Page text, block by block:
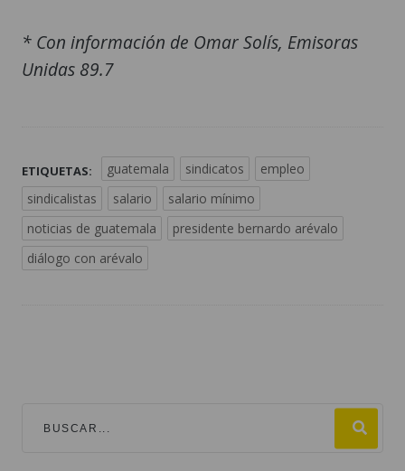
* Con información de Omar Solís, Emisoras
Unidas 89.7
ETIQUETAS: guatemala sindicatos
empleo
sindicalistas
salario
salario mínimo
noticias de guatemala
presidente bernardo arévalo
diálogo con arévalo